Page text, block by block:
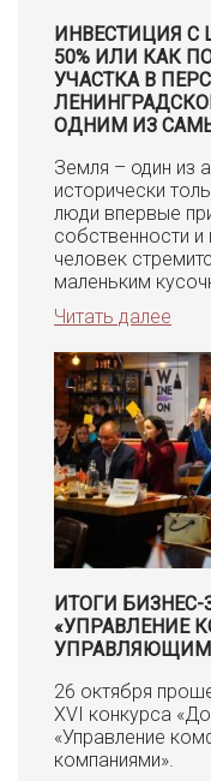
ИНВЕСТИЦИЯ
50% ИЛИ КАК
УЧАСТКА В
ОДНИМ ИЗ
Земля – один из
исторически
люди впервые
собственности
человек
маленьким
Читать далее
ИТОГИ БИЗНЕС-
«УПРАВЛЕНИЕ
26 октября
XVI конкурса
«Управление
компаниями».